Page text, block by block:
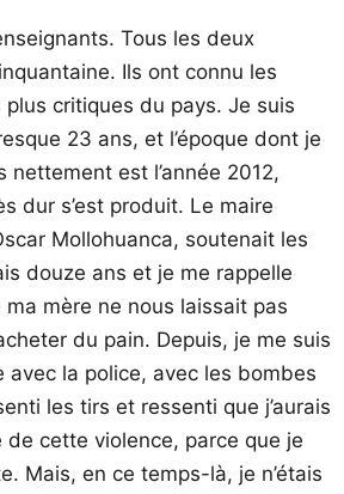
Tous les deux
Ils ont connu les
critiques du pays. Je suis
23 ans, et l’époque dont je
nettement est l’année 2012,
dur s’est produit. Le maire
Mollohuanca, soutenait les
douze ans et je me rappelle
mère ne nous laissait pas
du pain. Depuis, je me suis
avec la police, avec les bombes
les tirs et ressenti que j’aurais
de cette violence, parce que je
Mais, en ce temps-là, je n’étais